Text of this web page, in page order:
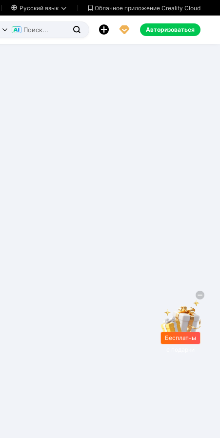
 Русский язык   Облачное приложение Creality Cloud
    Авторизоваться
Бесплатны